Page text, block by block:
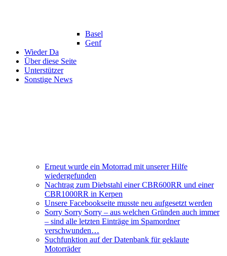
Basel
Genf
Wieder Da
Über diese Seite
Unterstützer
Sonstige News
Erneut wurde ein Motorrad mit unserer Hilfe
wiedergefunden
Nachtrag zum Diebstahl einer CBR600RR und einer
CBR1000RR in Kerpen
Unsere Facebookseite musste neu aufgesetzt werden
Sorry Sorry Sorry – aus welchen Gründen auch immer
– sind alle letzten Einträge im Spamordner
verschwunden…
Suchfunktion auf der Datenbank für geklaute
Motorräder